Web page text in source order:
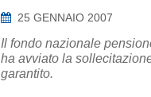
25 GENNAIO 2007
Il fondo nazionale
ha avviato la
garantito.